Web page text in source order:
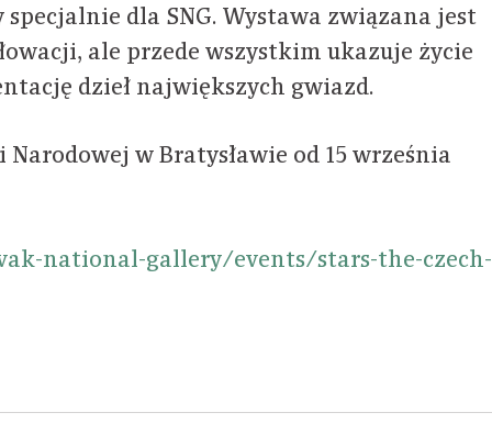
dla SNG. Wystawa związana jest
ale przede wszystkim ukazuje życie
dzieł największych gwiazd.
w Bratysławie od 15 września
national-gallery/events/stars-the-czech-